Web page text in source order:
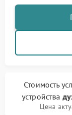
Стоимость
устройства
Цена